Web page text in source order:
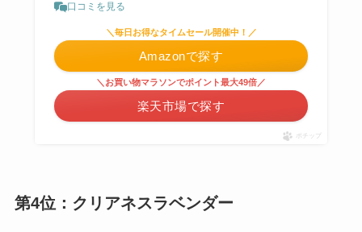
口コミを見る
＼毎日お得なタイムセール開催中！／
Amazonで探す
＼お買い物マラソンでポイント最大49倍／
楽天市場で探す
ポチップ
第4位：クリアネスラベンダー